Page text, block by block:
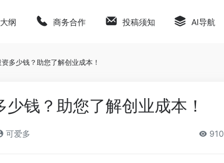
纲 商务合作 投稿须知 AI导航
多少钱？助您了解创业成本！
钱？助您了解创业成本！
可爱多 910